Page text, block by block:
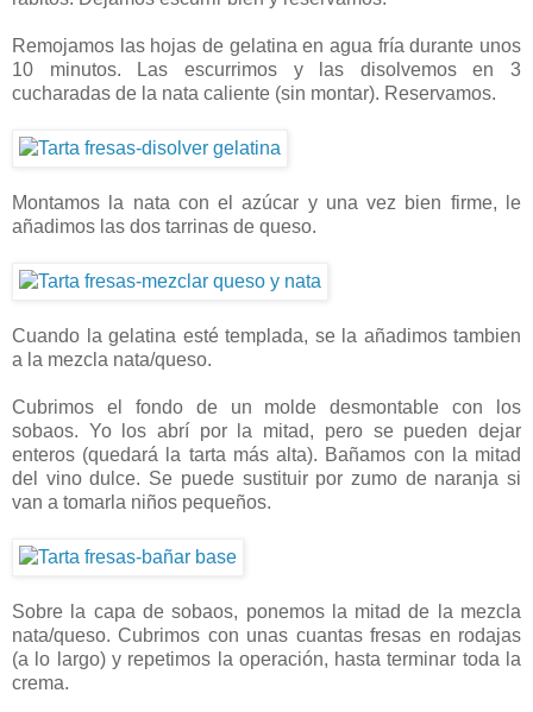
Remojamos las hojas de gelatina en agua fría durante unos
10 minutos. Las escurrimos y las disolvemos en 3
cucharadas de la nata caliente (sin montar). Reservamos.
Montamos la nata con el azúcar y una vez bien firme, le
añadimos las dos tarrinas de queso.
Cuando la gelatina esté templada, se la añadimos tambien
a la mezcla nata/queso.
Cubrimos el fondo de un molde desmontable con los
sobaos. Yo los abrí por la mitad, pero se pueden dejar
enteros (quedará la tarta más alta). Bañamos con la mitad
del vino dulce. Se puede sustituir por zumo de naranja si
van a tomarla niños pequeños.
Sobre la capa de sobaos, ponemos la mitad de la mezcla
nata/queso. Cubrimos con unas cuantas fresas en rodajas
(a lo largo) y repetimos la operación, hasta terminar toda la
crema.